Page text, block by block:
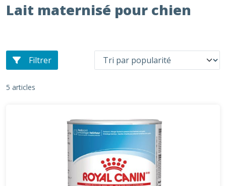
Lait maternisé pour chien
Filtrer
5 articles